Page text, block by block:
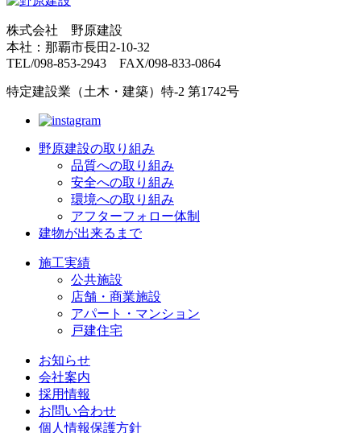
株式会社 野原建設
本社：那覇市長田2-10-32
TEL/098-853-2943 FAX/098-833-0864
特定建設業（土木・建築）特-2 第1742号
野原建設の取り組み
品質への取り組み
安全への取り組み
環境への取り組み
アフターフォロー体制
建物が出来るまで
施工実績
公共施設
店舗・商業施設
アパート・マンション
戸建住宅
お知らせ
会社案内
採用情報
お問い合わせ
個人情報保護方針